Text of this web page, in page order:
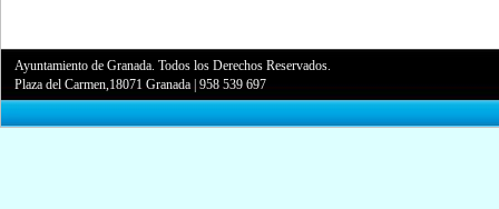
Ayuntamiento de Granada. Todos los Derechos Reservados.
Plaza del Carmen,18071 Granada |958 539 697